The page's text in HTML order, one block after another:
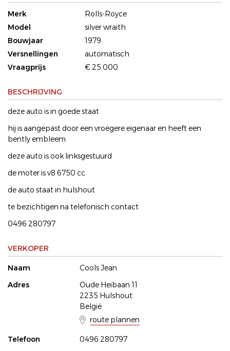
Merk
Rolls-Royce
Model
silver wraith
Bouwjaar
1979
Versnellingen
automatisch
Vraagprijs
€ 25.000
BESCHRIJVING
deze auto is in goede staat
hij is aangepast door een vroegere eigenaar en heeft een
bently embleem
deze auto is ook linksgestuurd
de moter is v8 6750 cc
de auto staat in hulshout
te bezichtigen na telefonisch contact
0496 280797
VERKOPER
Naam
Cools Jean
Adres
Oude Heibaan 11
2235 Hulshout
België
route plannen
Telefoon
0496 280797